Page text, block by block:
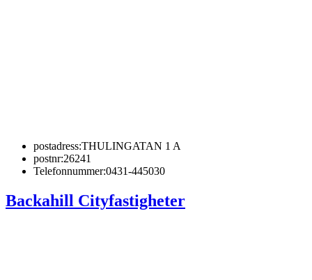
postadress:THULINGATAN 1 A
postnr:26241
Telefonnummer:0431-445030
Backahill Cityfastigheter